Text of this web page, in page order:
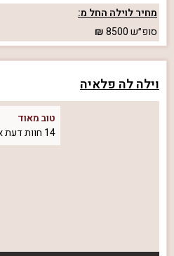
מחיר לוילה החל מ:
סופ״ש8500
וילה לה פלאיה
טוב מאוד
14 חוות דעת אמיתיות